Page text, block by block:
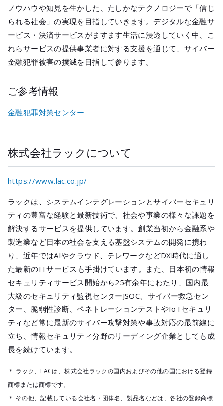
ノウハウや知見を生かした、たしかなテクノロジーで「信じ
られる社会」の実現を目指していきます。デジタルな金融サ
ービス・決済サービスがますます生活に浸透していく中、こ
れらサービスの提供事業者に対する支援を通じて、サイバー
金融犯罪被害の撲滅を目指して参ります。
ご参考情報
金融犯罪対策センター
株式会社ラックについて
https://www.lac.co.jp/
ラックは、システムインテグレーションとサイバーセキュリ
ティの豊富な経験と最新技術で、社会や事業の様々な課題を
解決するサービスを提供しています。創業当初から金融系や
製造業など日本の社会を支える基盤システムの開発に携わ
り、近年ではAIやクラウド、テレワークなどDX時代に適し
た最新のITサービスも手掛けています。また、日本初の情報
セキュリティサービス開始から25有余年にわたり、国内最
大級のセキュリティ監視センターJSOC、サイバー救急セン
ター、脆弱性診断、ペネトレーションテストやIoTセキュリ
ティなど常に最新のサイバー攻撃対策や事故対応の最前線に
立ち、情報セキュリティ分野のリーディング企業としても成
長を続けています。
＊ ラック、LACは、株式会社ラックの国内およびその他の国における登録
商標または商標です。
＊ その他、記載している会社名・団体名、製品名などは、各社の登録商標